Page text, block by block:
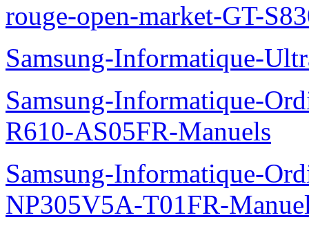
rouge-open-market-GT-
Samsung-Informatique-
Samsung-Informatique-
R610-AS05FR-Manuels
Samsung-Informatique-
NP305V5A-T01FR-